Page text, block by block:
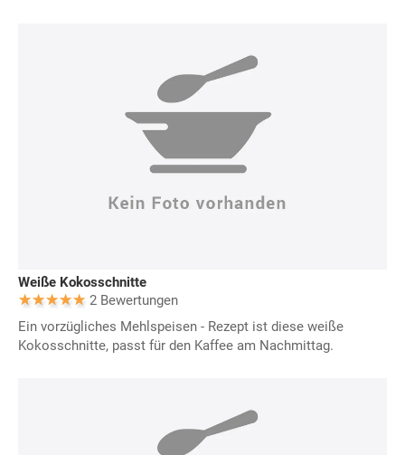
Weiße Kokosschnitte
2 Bewertungen
Ein vorzügliches Mehlspeisen - Rezept ist diese weiße
Kokosschnitte, passt für den Kaffee am Nachmittag.